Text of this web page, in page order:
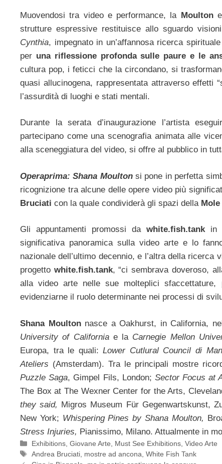
Muovendosi tra video e performance, la Moulton
strutture espressive restituisce allo sguardo
Cynthia, impegnato in un’affannosa ricerca
per una riflessione profonda sulle paure e le
cultura pop, i feticci che la circondano, si
quasi allucinogena, rappresentata attraverso effetti
l’assurdità di luoghi e stati mentali.
Durante la serata d’inaugurazione l’artista
partecipano come una scenografia animata alle
alla sceneggiatura del video, si offre al pubblico in
Operaprima: Shana Moultonsi pone in perfetta
ricognizione tra alcune delle opere video più
Bruciati con la quale condividerà gli spazi della
Gli appuntamenti promossi da white.fish.tankin
significativa panoramica sulla video arte e lo
nazionale dell’ultimo decennio, e l’altra della ricerca
progetto white.fish.tank, “ci sembrava doveroso,
alla video arte nelle sue molteplici sfaccettature,
evidenziarne il ruolo determinante nei processi di
Shana Moultonnasce a Oakhurst, in California,
University of Californiae la Carnegie Mellon
Europa, tra le quali:Lower Cutlural Council di
Ateliers (Amsterdam). Tra le principali mostre
Puzzle Saga, Gimpel Fils, London; Sector Focus at
The Box at The Wexner Center for the Arts,
they said, Migros Museum Für Gegenwartskunst,
New York; Whispering Pines by Shana Moulton,
Stress Injuries, Pianissimo, Milano. Attualmente in
Categorie
Exhibitions ,Giovane Arte Must See Exhibitions ,Video Arte
Tag
Andrea Bruciati mostre ad ancona ,White Fish Tank